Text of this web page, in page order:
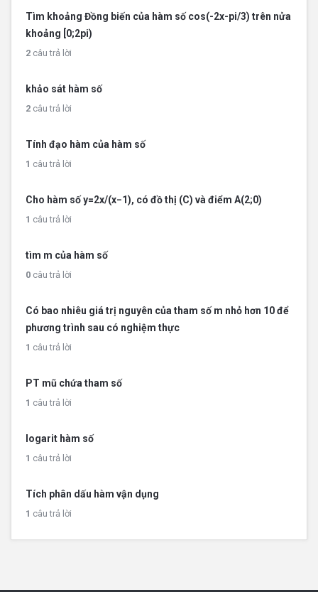
Tìm khoảng Đồng biến của hàm số cos(-2x-pi/3) trên nửa
khoảng [0;2pi)
2 câu trả lời
khảo sát hàm số
2 câu trả lời
Tính đạo hàm của hàm số
1 câu trả lời
Cho hàm số y=2x/(x−1), có đồ thị (C) và điểm A(2;0)
1 câu trả lời
tìm m của hàm số
0 câu trả lời
Có bao nhiêu giá trị nguyên của tham số m nhỏ hơn 10 để
phương trình sau có nghiệm thực
1 câu trả lời
PT mũ chứa tham số
1 câu trả lời
logarit hàm số
1 câu trả lời
Tích phân dấu hàm vận dụng
1 câu trả lời